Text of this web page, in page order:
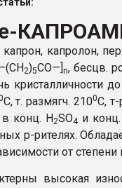
капролон,
2)5СО—]n, бесцв.
кристалличности
C, т. размягч. 2100C,
в конц. H2SO4 и
р-рителях.
от степени
высокая